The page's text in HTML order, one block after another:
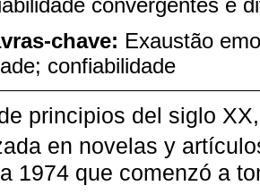
chave: Exaustão
confiabilidade
principios del siglo
en novelas y
1974 que comenzó a